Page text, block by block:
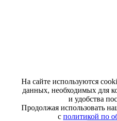
На сайте используются
данных, необходимых для
и удобства
Продолжая использовать
с политикой по